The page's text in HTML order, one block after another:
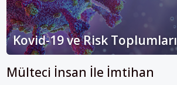
Kovid-19 ve Risk Toplumları
Mülteci İnsan İle İmtihan